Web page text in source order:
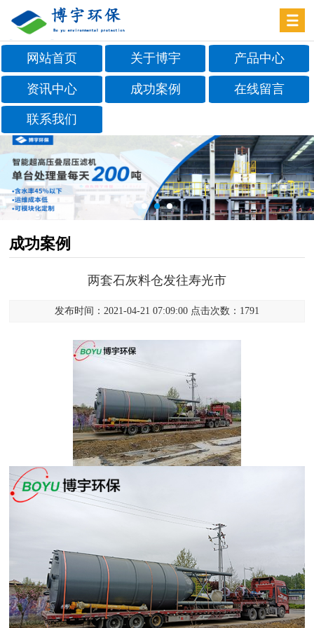
网站首页 关于博宇 产品中心
资讯中心 成功案例 在线留言
联系我们
成功案例
两套石灰料仓发往寿光市
发布时间：2021-04-21 07:09:00 点击次数：1791